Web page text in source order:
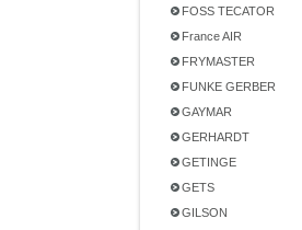
FOSS TECATOR
France AIR
FRYMASTER
FUNKE GERBER
GAYMAR
GERHARDT
GETINGE
GETS
GILSON